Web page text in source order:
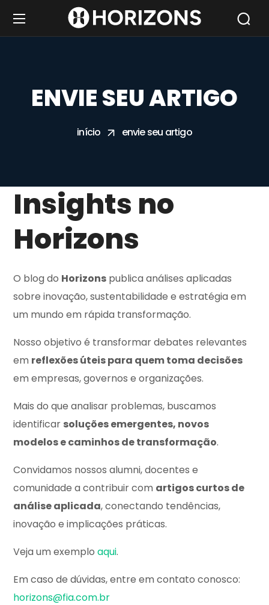
ENVIE SEU ARTIGO
início envie seu artigo
Insights no
Horizons
O blog do Horizons publica análises aplicadas
sobre inovação, sustentabilidade e estratégia em
um mundo em rápida transformação.
Nosso objetivo é transformar debates relevantes
em reflexões úteis para quem toma decisões
em empresas, governos e organizações.
Mais do que analisar problemas, buscamos
identificar soluções emergentes, novos
modelos e caminhos de transformação.
Convidamos nossos alumni, docentes e
comunidade a contribuir com artigos curtos de
análise aplicada, conectando tendências,
inovação e implicações práticas.
Veja um exemploaqui.
Em caso de dúvidas, entre em contato conosco:
horizons@fia.com.br